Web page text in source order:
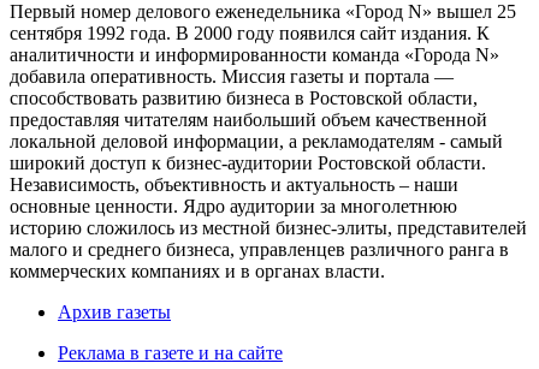
Первый номер делового еженедельника «Город N» вышел 25
сентября 1992 года. В 2000 году появился сайт издания. К
аналитичности и информированности команда «Города N»
добавила оперативность. Миссия газеты и портала —
способствовать развитию бизнеса в Ростовской области,
предоставляя читателям наибольший объем качественной
локальной деловой информации, а рекламодателям - самый
широкий доступ к бизнес-аудитории Ростовской области.
Независимость, объективность и актуальность – наши
основные ценности. Ядро аудитории за многолетнюю
историю сложилось из местной бизнес-элиты, представителей
малого и среднего бизнеса, управленцев различного ранга в
коммерческих компаниях и в органах власти.
Архив газеты
Реклама в газете и на сайте